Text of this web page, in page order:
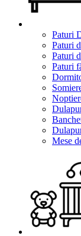
Paturi
Paturi
Paturi
Paturi
Mese